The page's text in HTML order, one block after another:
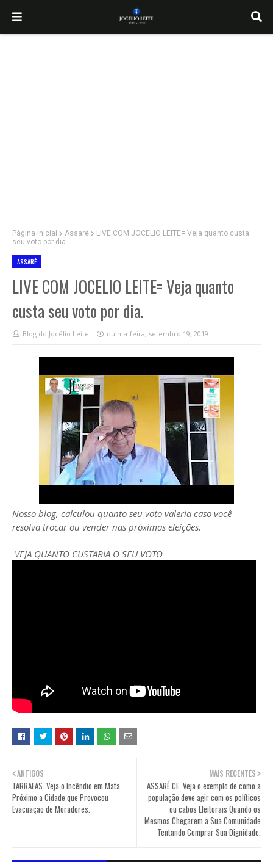
Página inicial Assaré
LIVE COM JOCELIO LEITE= Veja quanto custa
seu voto por dia.
ASSARÉ
LIVE COM JOCELIO LEITE= Veja quanto
custa seu voto por dia.
Blog do Jocélio Leite quinta-feira, setembro 19, 2019
Nosso blog, calculou quanto seu voto valeria caso você
resolva trocar ou vender nas próximas eleições.
VEJA QUANTO CUSTARIA O SEU VOTO
MAIS RECENTES
ASSARÉ CE. Veja o exemplo de como a
população deve agir com os políticos
ou cabos Eleitorais Quando os
Mesmos Chegarem a Sua Comunidade
Tentando Comprar Sua Dignidade.
ANTIGOS
TARRAFAS. Veja o Incêndio em Mata
Próximo a Cidade que Provocou
Evacuação de Moradores.